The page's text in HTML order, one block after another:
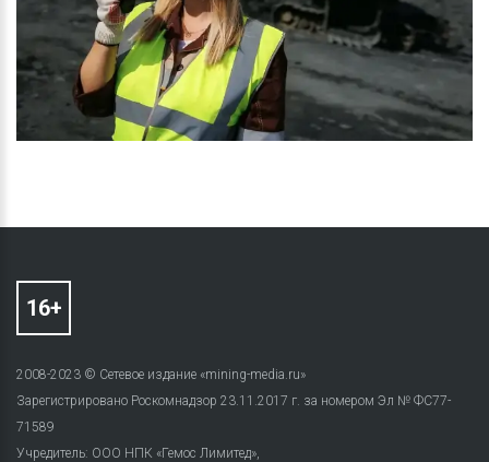
2008-2023 © Сетевое издание «mining-media.ru»
Зарегистрировано Роскомнадзор 23.11.2017 г. за номером Эл № ФС77-
71589
Учредитель: ООО НПК «Гемос Лимитед»,